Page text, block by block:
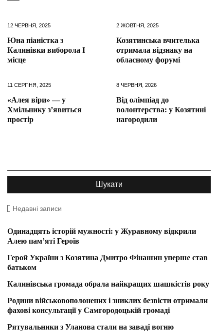
12 ЧЕРВНЯ, 2025
Юна піаністка з
Калинівки виборола І
місце
2 ЖОВТНЯ, 2025
Козятинська вчителька
отримала відзнаку на
обласному форумі
11 СЕРПНЯ, 2025
«Алея віри» — у
Хмільнику з’явиться
простір
8 ЧЕРВНЯ, 2026
Від олімпіад до
волонтерства: у Козятині
нагородили
Недавні записи
Одинадцять історій мужності: у Журавному відкрили
Алею пам’яті Героїв
Герой України з Козятина Дмитро Фінашин уперше став
батьком
Калинівська громада обрала найкращих шашкістів року
Родини військовополонених і зниклих безвісти отримали
фахові консультації у Самгородоцькій громаді
Рятувальники з Уланова стали на заваді вогню